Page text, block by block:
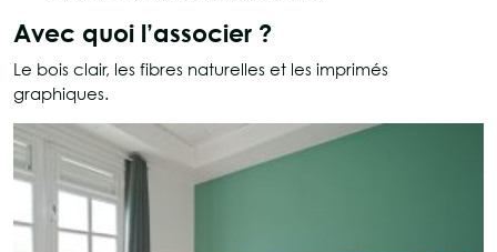
Avec quoi l’associer ?
Le bois clair, les fibres naturelles et les imprimés
graphiques.